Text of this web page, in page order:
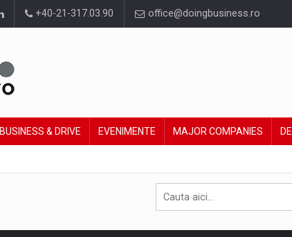
+40-21-317.03.90 office@doingbusiness.ro
BUSINESS & DRIVE EVENIMENTE MAJOR COMPANIES